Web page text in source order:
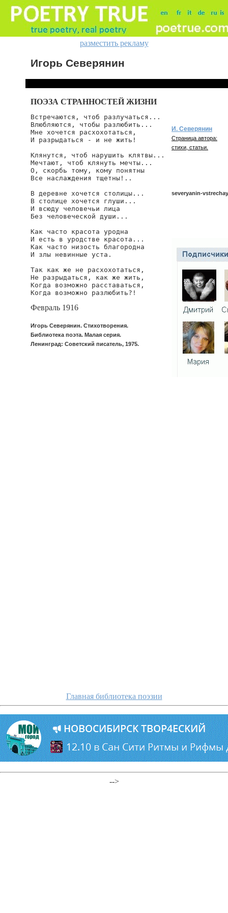
разместить рекламу
Игорь Северянин
ПОЭЗА СТРАННОСТЕЙ ЖИЗНИ
Встречаются, чтоб разлучаться...
Влюбляются, чтобы разлюбить...
Мне хочется расхохотаться,
И разрыдаться - и не жить!
Клянутся, чтоб нарушить клятвы...
Мечтают, чтоб клянуть мечты...
О, скорбь тому, кому понятны
Все наслаждения тщетны!..
В деревне хочется столицы...
В столице хочется глуши...
И всюду человечьи лица
Без человеческой души...
Как часто красота уродна
И есть в уродстве красота...
Как часто низость благородна
И злы невинные уста.
Так как же не расхохотаться,
Не разрыдаться, как же жить,
Когда возможно расставаться,
Когда возможно разлюбить?!
Февраль 1916
Игорь Северянин. Стихотворения.
Библиотека поэта. Малая серия.
Ленинград: Советский писатель, 1975.
И. Северянин
Страница автора:
стихи, статьи.
severyanin-
Главная библиотека поэзии
-->